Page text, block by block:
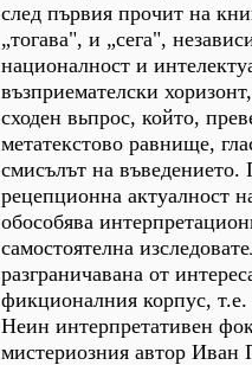
след първия прочит на
„тогава", и „сега",
националност и
възприемателски
сходен вьпрос, който,
метатекстово равнище,
смисълът на въведението.
рецепционна актуалност
обособява
самостоятелна
разграничавана от
фикционалния корпус,
Неин интерпретативен
мистериозния автор